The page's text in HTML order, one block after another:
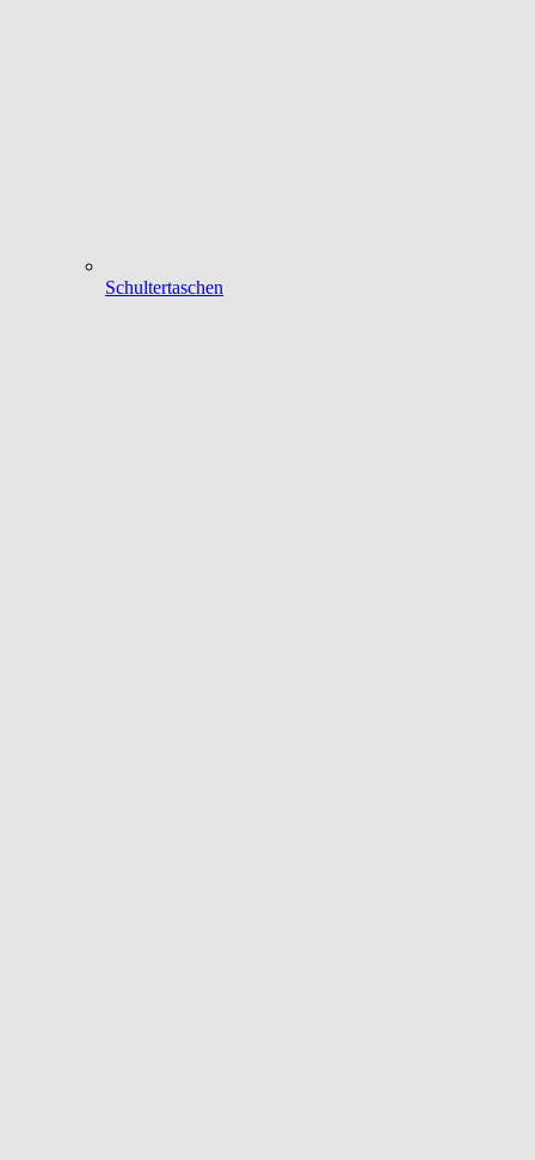
Schultertaschen